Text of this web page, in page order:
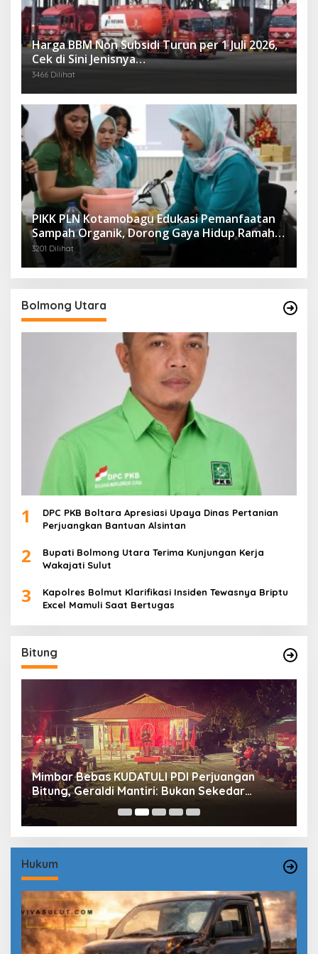
Harga BBM Non Subsidi Turun per 1 Juli 2026,
Cek di Sini Jenisnya…
3466 Dilihat
PIKK PLN Kotamobagu Edukasi Pemanfaatan
Sampah Organik, Dorong Gaya Hidup Ramah
Lingkungan
3201 Dilihat
Bolmong Utara
1
DPC PKB Boltara Apresiasi Upaya Dinas Pertanian
Perjuangkan Bantuan Alsintan
2
Bupati Bolmong Utara Terima Kunjungan Kerja
Wakajati Sulut
3
Kapolres Bolmut Klarifikasi Insiden Tewasnya Briptu
Excel Mamuli Saat Bertugas
Bitung
Mimbar Bebas KUDATULI PDI Perjuangan
Bitung, Geraldi Mantiri: Bukan Sekedar
Sejarah
Hukum